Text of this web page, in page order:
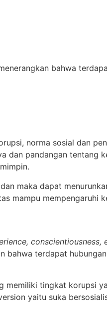
bahwa
norma sosial dan
pandangan tentang
maka dapat
mampu mempengaruhi
conscientiousness,
bahwa terdapat
memiliki tingkat korupsi
yaitu suka